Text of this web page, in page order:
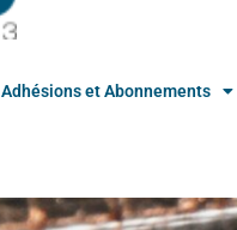
Adhésions et Abonnements